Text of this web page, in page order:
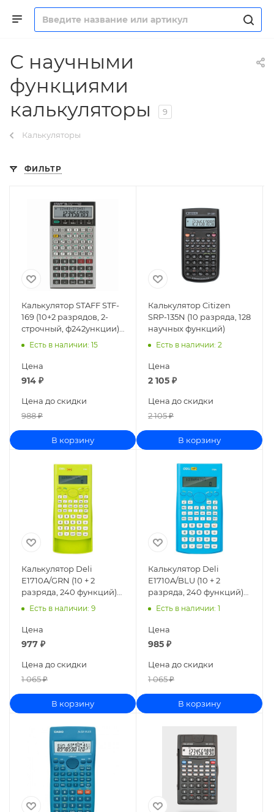
С научными
функциями
калькуляторы
9
Калькуляторы
ФИЛЬТР
Калькулятор STAFF STF-
169 (10+2 разрядов, 2-
строчный, ф242ункции)
250138
Есть в наличии: 15
Цена
914 ₽
Цена до скидки
988₽
В корзину
Калькулятор Citizen
SRP-135N (10 разряда, 128
научных функций)
Есть в наличии: 2
Цена
2 105 ₽
Цена до скидки
2 105₽
В корзину
Калькулятор Deli
E1710A/GRN (10 + 2
разряда, 240 функций)
зеленый 1407145
Есть в наличии: 9
Цена
977 ₽
Цена до скидки
1 065₽
В корзину
Калькулятор Deli
E1710A/BLU (10 + 2
разряда, 240 функций)
синий 1407146
Есть в наличии: 1
Цена
985 ₽
Цена до скидки
1 065₽
В корзину